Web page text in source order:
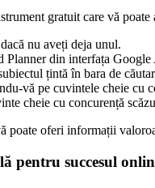
gratuit care vă poate
nu aveți deja unul.
din interfața Google
țintă în bara de
vă pe cuvintele cheie cu
cheie cu concurență
poate oferi informații
pentru succesul